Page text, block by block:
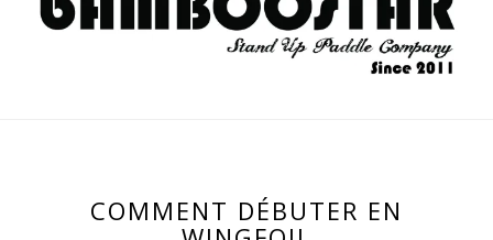
COMMENT DÉBUTER EN